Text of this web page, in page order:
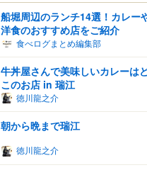
船堀周辺のランチ14選！カレー
洋食のおすすめ店をご紹介
食べログまとめ編集部
牛丼屋さんで美味しいカレーは
このお店 in 瑞江
徳川龍之介
朝から晩まで瑞江
徳川龍之介